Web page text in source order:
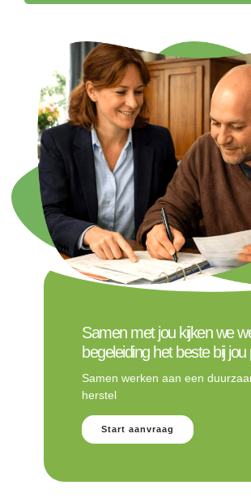
Samen met jou kijken we
begeleiding het beste bij jou
Samen werken aan een
herstel
Start aanvraag